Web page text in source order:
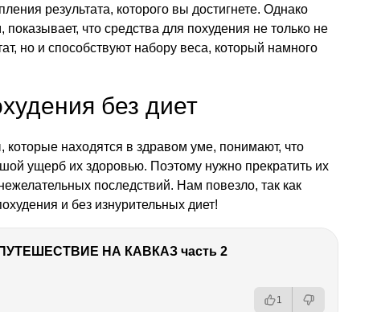
результата, которого вы достигнете. Однако
что средства для похудения не только не
но и способствуют набору веса, который намного
без диет
находятся в здравом уме, понимают, что
ущерб их здоровью. Поэтому нужно прекратить их
последствий. Нам повезло, так как
и без изнурительных диет!
НА КАВКАЗ часть 2
1